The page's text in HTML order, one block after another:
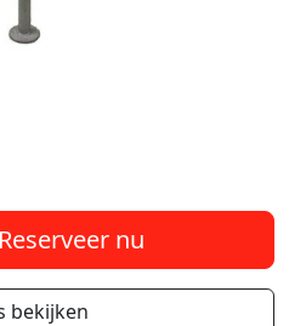
Reserveer nu
bekijken